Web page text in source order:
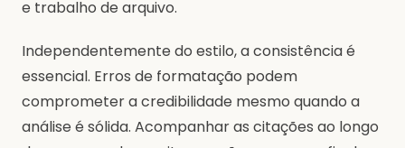
e trabalho de arquivo.
Independentemente do estilo, a consistência é
essencial. Erros de formatação podem
comprometer a credibilidade mesmo quando a
análise é sólida. Acompanhar as citações ao longo